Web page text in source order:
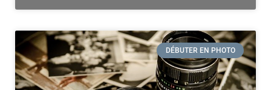
DÉBUTER EN PHOTO